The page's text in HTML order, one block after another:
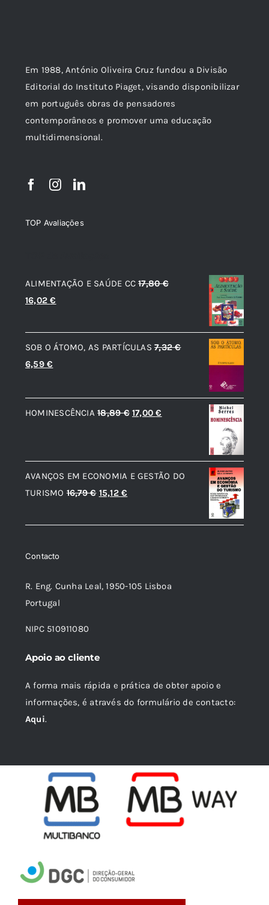
Em 1988, António Oliveira Cruz fundou a Divisão
Editorial do Instituto Piaget, visando disponibilizar
em português obras de pensadores
contemporâneos e promover uma educação
multidimensional.
TOP Avaliações
ALIMENTAÇÃO E SAÚDE CC 17,80€
O
original
era:
17,80 €.
16,02€
atual
é:
SOB O ÁTOMO, AS PARTÍCULAS 7,32€
O
original
era:
6,59€
atual
é:
HOMINESCÊNCIA 18,89€ O
era:
18,89 €.
17,00€
é:
17,00 €.
AVANÇOS EM ECONOMIA E GESTÃO DO
TURISMO 16,79€ O
original
15,12 €
atual
Contacto
R. Eng. Cunha Leal, 1950-105 Lisboa
Portugal
NIPC 510911080
Apoio ao cliente
A forma mais rápida e prática de obter apoio e
informações, é através do formulário de contacto:
Aqui.